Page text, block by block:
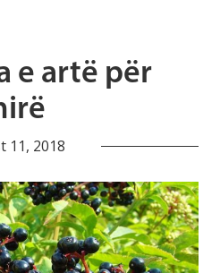
e artë për
11, 2018